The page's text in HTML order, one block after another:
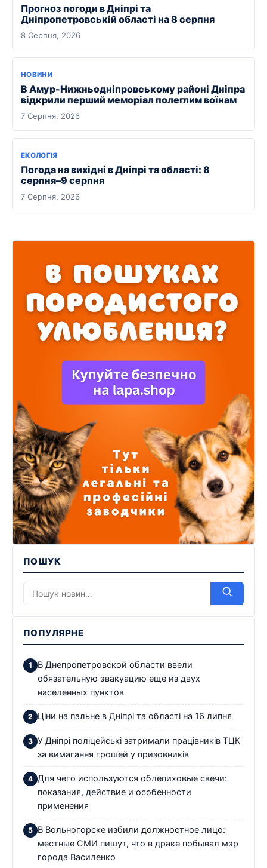
Прогноз погоди в Дніпрі та
Дніпропетровській області на 8 серпня
8 Серпня, 2026
НОВИНИ
В Амур-Нижньодніпровському районі Дніпра
відкрили перший меморіал полеглим воїнам
7 Серпня, 2026
ЕКОЛОГІЯ
Погода на вихідні в Дніпрі та області: 8
серпня–9 серпня
7 Серпня, 2026
ПОШУК
ПОПУЛЯРНЕ
В Днепропетровской области ввели
обязательную эвакуацию еще из двух
населенных пунктов
Ціни на пальне в Дніпрі та області на 16 липня
У Дніпрі поліцейські затримали працівників ТЦК
за вимагання грошей у призовників
Для чего используются облепиховые свечи:
показания, действие и особенности
применения
В Вольногорске избили должностное лицо:
местные СМИ пишут, что в драке побывал мэр
города Василенко